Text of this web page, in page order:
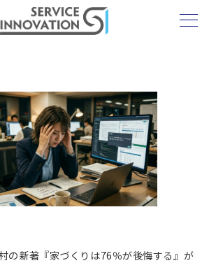
の新著『家づくりは76％が後悔する』が